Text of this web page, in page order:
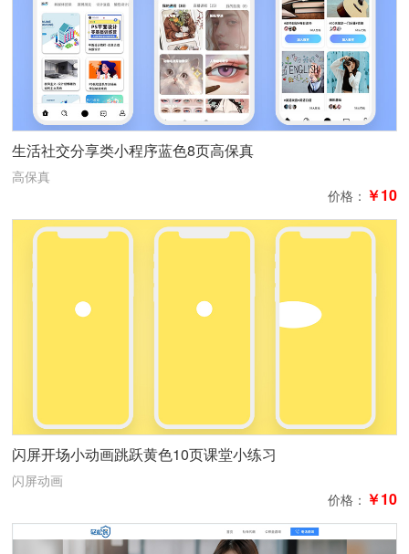
生活社交分享类小程序蓝色8页高保真
高保真
价格： ￥10
闪屏开场小动画跳跃黄色10页课堂小练习
闪屏动画
价格： ￥10